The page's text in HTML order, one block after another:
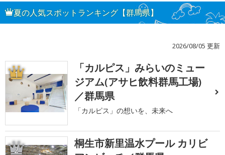
夏の人気スポットランキング【群馬県】
2026/08/05 更新
1
「カルピス」みらいのミュー
ジアム(アサヒ飲料群馬工場)
／群馬県
「カルピス」の想いを、未来へ
2
桐生市新里温水プール カリビ